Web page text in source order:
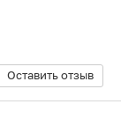
Оставить отзыв